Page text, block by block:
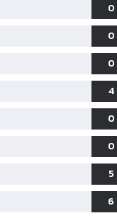
0
0
0
4
0
0
5
6